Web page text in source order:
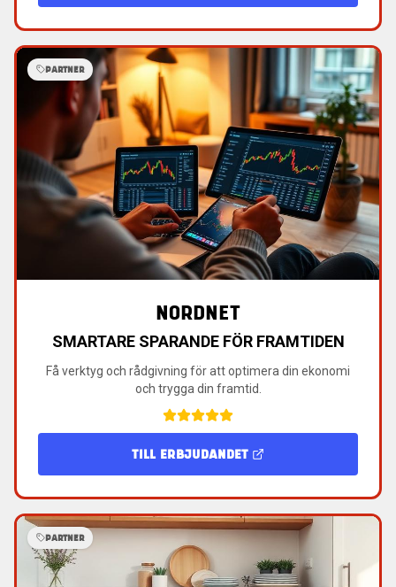
PARTNER
NORDNET
SMARTARE SPARANDE FÖR FRAMTIDEN
Få verktyg och rådgivning för att optimera din ekonomi
och trygga din framtid.
TILL ERBJUDANDET
PARTNER